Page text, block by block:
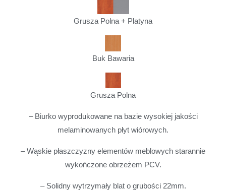
Grusza Polna + Platyna
Buk Bawaria
Grusza Polna
– Biurko wyprodukowane na bazie wysokiej jakości
melaminowanych płyt wiórowych.
– Wąskie płaszczyzny elementów meblowych starannie
wykończone obrzeżem PCV.
– Solidny wytrzymały blat o grubości 22mm.